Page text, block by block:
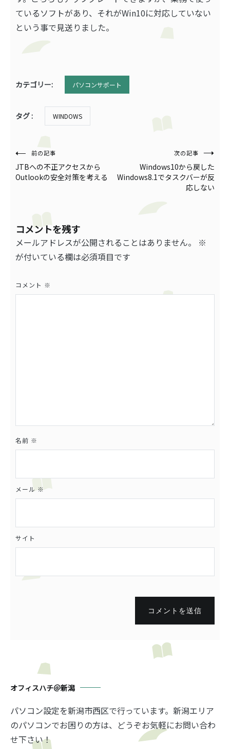
ているソフトがあり、それがWin10に対応していない
という事で見送りました。
カテゴリー: パソコンサポート
タグ : WINDOWS
投
稿
ゲ
ー
ョ
前の記事
JTBへの不正アクセスから
Outlookの安全対策を考える
次の記事
Windows10から戻した
Windows8.1でタスクバーが反
応しない
コメントを残す
メールアドレスが公開されることはありません。
※
が付いている欄は必須項目です
コメント ※
名前 ※
メール ※
サイト
コメントを送信
オフィスハチ＠新潟
パソコン設定を新潟市西区で行っています。新潟エリア
のパソコンでお困りの方は、どうぞお気軽にお問い合わ
せ下さい！